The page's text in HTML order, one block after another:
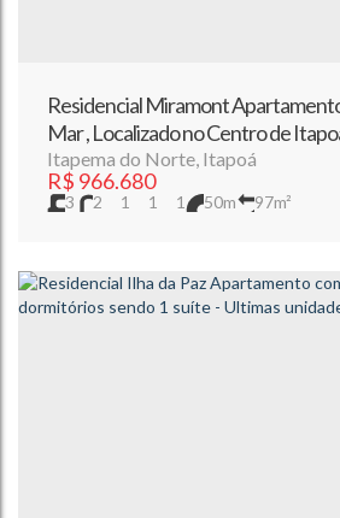
Residencial Miramont
Mar , Localizado no Centro de
R$ 966.680
Itapema do Norte, Itapoá
3 2 1 1 1 50m 97m²